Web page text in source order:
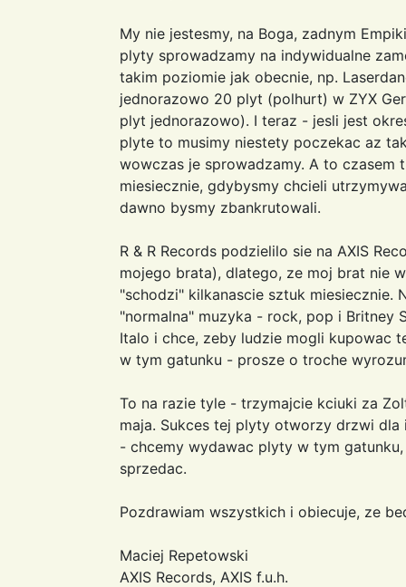
My nie jestesmy, na Boga, zadnym
plyty sprowadzamy na indywidualne
takim poziomie jak obecnie, np.
jednorazowo 20 plyt (polhurt) w ZYX
plyt jednorazowo). I teraz - jesli jest
plyte to musimy niestety poczekac az
wowczas je sprowadzamy. A to czasem
miesiecznie, gdybysmy chcieli
dawno bysmy zbankrutowali.
R & R Records podzielilo sie na AXIS
mojego brata), dlatego, ze moj brat nie
"schodzi" kilkanascie sztuk miesiecznie.
"normalna" muzyka - rock, pop i Britney
Italo i chce, zeby ludzie mogli kupowac
w tym gatunku - prosze o troche
To na razie tyle - trzymajcie kciuki za
maja. Sukces tej plyty otworzy drzwi
- chcemy wydawac plyty w tym
sprzedac.
Pozdrawiam wszystkich i obiecuje, ze
Maciej Repetowski
AXIS Records, AXIS f.u.h.